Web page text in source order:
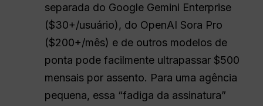
separada do Google Gemini Enterprise
($30+/usuário), do OpenAI Sora Pro
($200+/mês) e de outros modelos de
ponta pode facilmente ultrapassar $500
mensais por assento. Para uma agência
pequena, essa “fadiga da assinatura”